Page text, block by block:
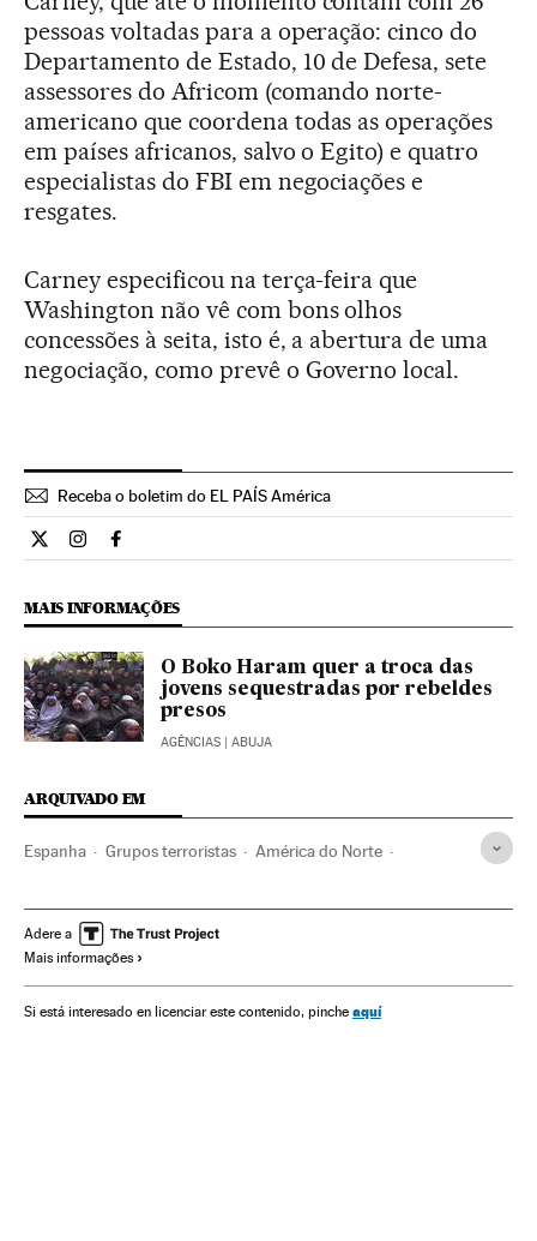
pessoas voltadas para a operação: cinco do
Departamento de Estado, 10 de Defesa, sete
assessores do Africom (comando norte-
americano que coordena todas as operações
em países africanos, salvo o Egito) e quatro
especialistas do FBI em negociações e
resgates.
Carney especificou na terça-feira que
Washington não vê com bons olhos
concessões à seita, isto é, a abertura de uma
negociação, como prevê o Governo local.
Receba o boletim do EL PAÍS América
Internacional El País Brasil en Twitter
Internacional El País Brasil en Instagram
Internacional El País Brasil en Facebook
MAIS INFORMAÇÕES
O Boko Haram quer a troca das
jovens sequestradas por rebeldes
presos
AGÊNCIAS | ABUJA
ARQUIVADO EM
Espanha Grupos terroristas América do Norte
Nigéria Sequestros terroristas
África subsaariana
Estados Unidos Sequestros Boko Haram
Adere a
Mais informações
Si está interesado en licenciar este contenido, pinche aquí